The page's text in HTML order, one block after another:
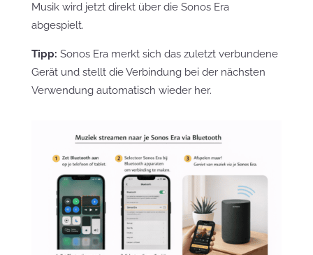
Musik wird jetzt direkt über die Sonos Era
abgespielt.
Tipp: Sonos Era merkt sich das zuletzt verbundene
Gerät und stellt die Verbindung bei der nächsten
Verwendung automatisch wieder her.